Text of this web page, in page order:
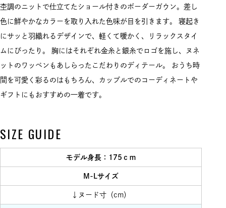
杢調のニットで仕立てたショール付きのボーダーガウン。差し
色に鮮やかなカラーを取り入れた色味が目を引きます。 寝起き
にサッと羽織れるデザインで、軽くて暖かく、リラックスタイ
ムにぴったり。 胸にはそれぞれ金糸と銀糸でロゴを施し、ヌネ
ットのワッペンもあしらったこだわりのディテール。 おうち時
間を可愛く彩るのはもちろん、カップルでのコーディネートや
ギフトにもおすすめの一着です。
SIZE GUIDE
モデル身長：175ｃｍ
M-Lサイズ
↓ヌード寸（cm）